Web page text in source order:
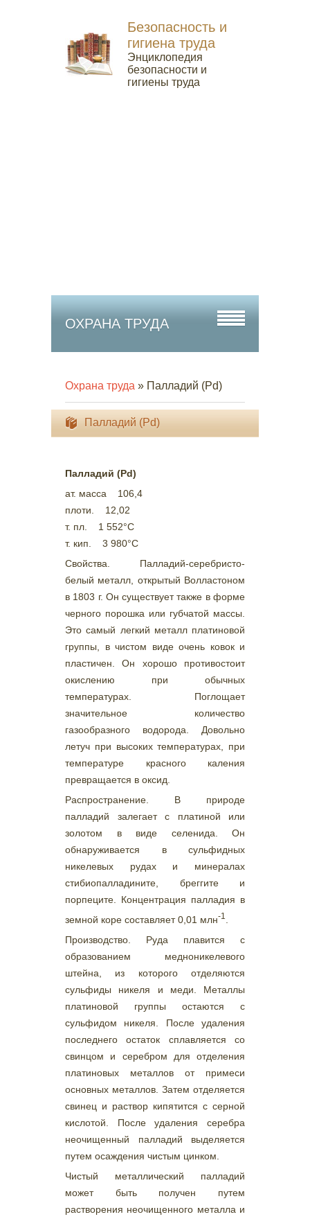
Безопасность и
гигиена труда
Энциклопедия
безопасности и
гигиены труда
ОХРАНА ТРУДА
Охрана труда » Палладий (Pd)
Палладий (Pd)
Палладий (Pd)
ат. масса 106,4
плоти. 12,02
т. пл. 1 552°С
т. кип. 3 980°С
Свойства. Палладий-серебристо-
белый металл, открытый Волластоном
в 1803 г. Он существует также в форме
черного порошка или губчатой массы.
Это самый легкий металл платиновой
группы, в чистом виде очень ковок и
пластичен. Он хорошо противостоит
окислению при обычных
температурах. Поглощает
значительное количество
газообразного водорода. Довольно
летуч при высоких температурах, при
температуре красного каления
превращается в оксид.
Распространение. В природе
палладий залегает с платиной или
золотом в виде селенида. Он
обнаруживается в сульфидных
никелевых рудах и минералах
стибиопалладините, бреггите и
порпеците. Концентрация палладия в
земной коре составляет 0,01 млн-1
Производство. Руда плавится с
образованием медноникелевого
штейна, из которого отделяются
сульфиды никеля и меди. Металлы
платиновой группы остаются с
сульфидом никеля. После удаления
последнего остаток сплавляется со
свинцом и серебром для отделения
платиновых металлов от примеси
основных металлов. Затем отделяется
свинец и раствор кипятится с серной
кислотой. После удаления серебра
неочищенный палладий выделяется
путем осаждения чистым цинком.
Чистый металлический палладий
может быть получен путем
растворения неочищенного металла и